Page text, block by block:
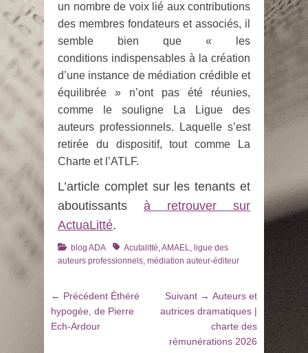
un nombre de voix lié aux contributions
des membres fondateurs et associés, il
semble bien que « les
conditions indispensables à la création
d’une instance de médiation crédible et
équilibrée » n’ont pas été réunies,
comme le souligne La Ligue des
auteurs professionnels. Laquelle s’est
retirée du dispositif, tout comme La
Charte et l’ATLF.
L’article complet sur les tenants et
aboutissants à retrouver sur
ActuaLitté.
Catégories
blog ADA TagsAcutalitté,AMAEL, ligue des
auteurs professionnels, médiation auteur-éditeur
Navigation
de
l’article
← Précédent Article
précédent
Éthéré
hypogée, de Pierre
Ech-Ardour
Suivant → Article
suivant
:
Auteurs et
autrices dramatiques |
charte des
rémunérations 2026